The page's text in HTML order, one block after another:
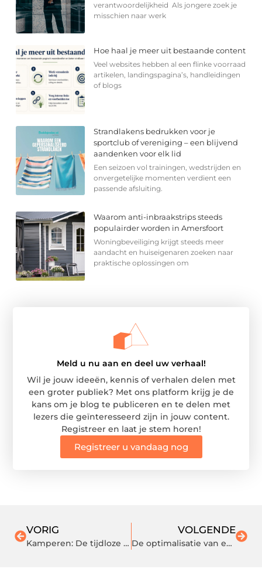
verantwoordelijkheid Als jongere zoek je
misschien naar werk
Hoe haal je meer uit bestaande content
Veel websites hebben al een flinke voorraad
artikelen, landingspagina’s, handleidingen
of blogs
Strandlakens bedrukken voor je
sportclub of vereniging – een blijvend
aandenken voor elk lid
Een seizoen vol trainingen, wedstrijden en
onvergetelijke momenten verdient een
passende afsluiting.
Waarom anti-inbraakstrips steeds
populairder worden in Amersfoort
Woningbeveiliging krijgt steeds meer
aandacht en huiseigenaren zoeken naar
praktische oplossingen om
Meld u nu aan en deel uw verhaal!
Wil je jouw ideeën, kennis of verhalen delen met
een groter publiek? Met ons platform krijg je de
kans om je blog te publiceren en te delen met
lezers die geïnteresseerd zijn in jouw content.
Registreer en laat je stem horen!
Registreer u vandaag nog
VORIG
Kamperen: De tijdloze vakantietraditie die Nederlanders blijven omarmen
VOLGENDE
De optimalisatie van energieverbruik met meet- en regeltechniek voor bedrijven